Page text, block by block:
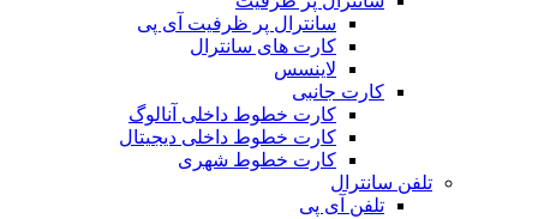
سانترال پر ظرفیت آی پی
کارت های سانترال
لاینسس
کارت جانبی
کارت خطوط داخلی آنالوگ
کارت خطوط داخلی دیجیتال
کارت خطوط شهری
تلفن سانترال
تلفن آی پی